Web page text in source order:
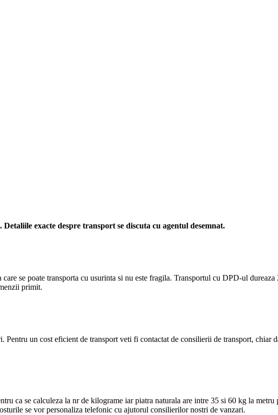
exacte despre transport se discuta cu agentul desemnat.
se poate transporta cu usurinta si nu este fragila. Transportul cu DPD-ul
primit.
un cost eficient de transport veti fi contactat de consilierii de transport, chiar
ca se calculeza la nr de kilograme iar piatra naturala are intre 35 si 60 kg la
se vor personaliza telefonic cu ajutorul consilierilor nostri de vanzari.